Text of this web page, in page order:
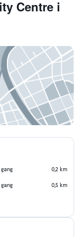
Centre i
0,2 km
0,5 km